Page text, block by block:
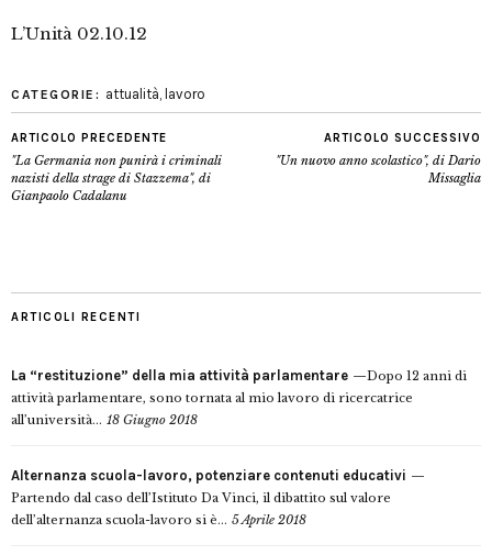
L’Unità 02.10.12
CATEGORIE: attualità, lavoro
ARTICOLO PRECEDENTE
"La Germania non punirà i criminali
nazisti della strage di Stazzema", di
Gianpaolo Cadalanu
ARTICOLO SUCCESSIVO
"Un nuovo anno scolastico", di Dario
Missaglia
ARTICOLI RECENTI
La “restituzione” della mia attività parlamentare
Dopo 12 anni di
attività parlamentare, sono tornata al mio lavoro di ricercatrice
all’università... 18 Giugno 2018
Alternanza scuola-lavoro, potenziare contenuti educativi
Partendo dal caso dell’Istituto Da Vinci, il dibattito sul valore
dell’alternanza scuola-lavoro si è... 5 Aprile 2018